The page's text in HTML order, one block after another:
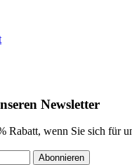
Newsletter
Rabatt, wenn Sie sich für
Abonnieren